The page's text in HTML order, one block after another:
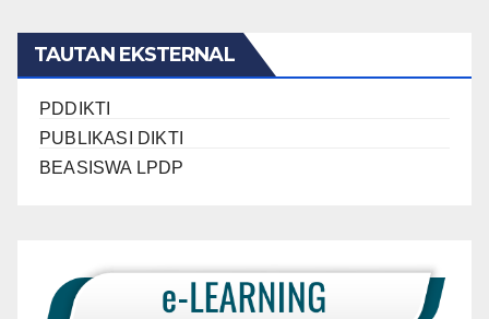
TAUTAN EKSTERNAL
PDDIKTI
PUBLIKASI DIKTI
BEASISWA LPDP